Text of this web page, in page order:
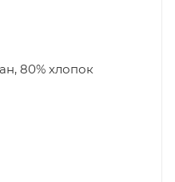
80% хлопок